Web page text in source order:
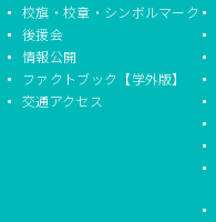
校旗・校章・シンボルマーク
後援会
情報公開
ファクトブック【学外版】
交通アクセス